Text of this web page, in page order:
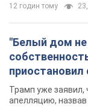
12 годин тому
"Белый дом не
приостановил
бального
долларов
Трамп уже заявил,
апелляцию,